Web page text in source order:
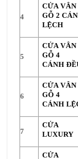
4
CỬA VÂN
GỖ 2
LỆCH
5
CỬA VÂN
GỖ 4
CÁNH
6
CỬA VÂN
GỖ 4
CÁNH
7
CỬA
LUXURY
CỬA